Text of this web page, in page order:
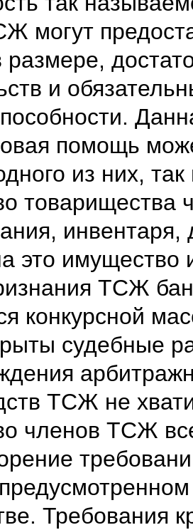
могут
и
помощь
из них,
товарищества
инвентаря,
это имущество
ТСЖ
конкурсной
судебные
ТСЖ не
членов ТСЖ
Требования